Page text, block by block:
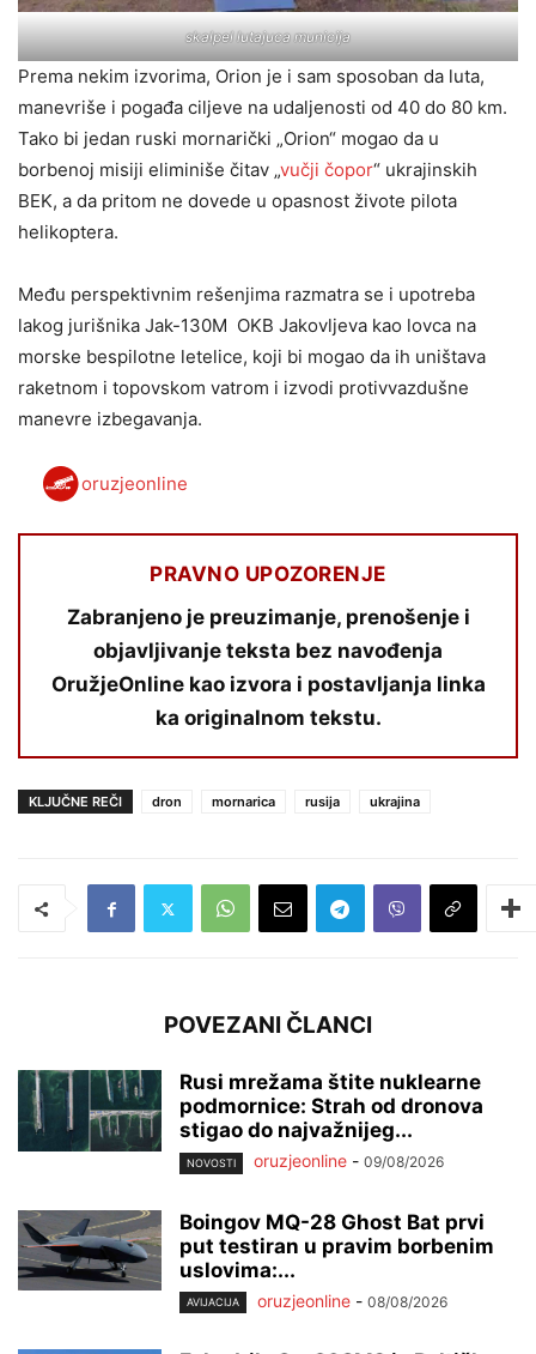
skalpel lutajuca municija
Prema nekim izvorima, Orion je i sam sposoban da luta,
manevriše i pogađa ciljeve na udaljenosti od 40 do 80 km.
Tako bi jedan ruski mornarički „Orion“ mogao da u
borbenoj misiji eliminiše čitav „vučji čopor“ ukrajinskih
BEK, a da pritom ne dovede u opasnost živote pilota
helikoptera.
Među perspektivnim rešenjima razmatra se i upotreba
lakog jurišnika Jak-130M OKB Jakovljeva kao lovca na
morske bespilotne letelice, koji bi mogao da ih uništava
raketnom i topovskom vatrom i izvodi protivvazdušne
manevre izbegavanja.
oruzjeonline
PRAVNO UPOZORENJE
Zabranjeno je preuzimanje, prenošenje i
objavljivanje teksta bez navođenja
OružjeOnline kao izvora i postavljanja linka
ka originalnom tekstu.
KLJUČNE REČI dron mornarica rusija ukrajina
POVEZANI ČLANCI
Rusi mrežama štite nuklearne
podmornice: Strah od dronova
stigao do najvažnijeg...
NOVOSTI oruzjeonline - 09/08/2026
Boingov MQ-28 Ghost Bat prvi
put testiran u pravim borbenim
uslovima:...
AVIJACIJA oruzjeonline - 08/08/2026